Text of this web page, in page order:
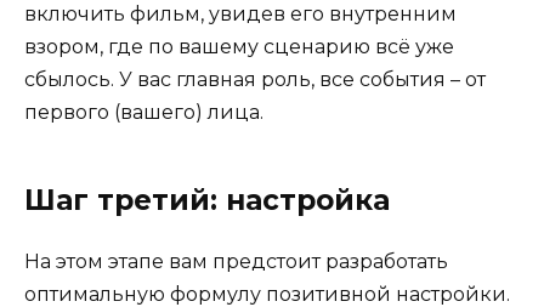
включить фильм, увидев его внутренним
взором, где по вашему сценарию всё уже
сбылось. У вас главная роль, все события – от
первого (вашего) лица.
Шаг третий: настройка
На этом этапе вам предстоит разработать
оптимальную формулу позитивной настройки.